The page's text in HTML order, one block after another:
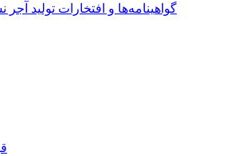
گواهینامه‌ها و افتخارات تولید